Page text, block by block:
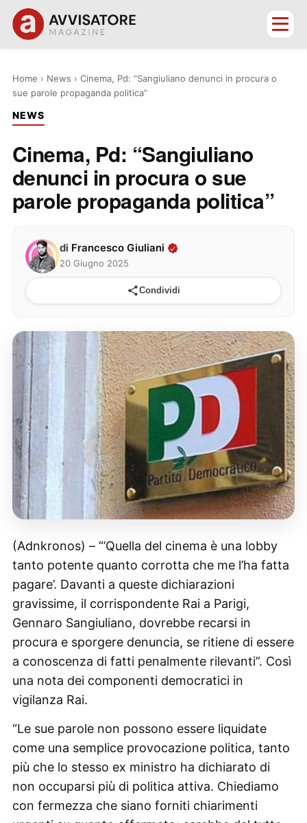
Home › News › Cinema, Pd: “Sangiuliano denunci in procura o
sue parole propaganda politica”
NEWS
Cinema, Pd: “Sangiuliano
denunci in procura o sue
parole propaganda politica”
di Francesco Giuliani
20 Giugno 2025
Condividi
(Adnkronos) – “’Quella del cinema è una lobby
tanto potente quanto corrotta che me l’ha fatta
pagare’. Davanti a queste dichiarazioni
gravissime, il corrispondente Rai a Parigi,
Gennaro Sangiuliano, dovrebbe recarsi in
procura e sporgere denuncia, se ritiene di essere
a conoscenza di fatti penalmente rilevanti”. Così
una nota dei componenti democratici in
vigilanza Rai.
“Le sue parole non possono essere liquidate
come una semplice provocazione politica, tanto
più che lo stesso ex ministro ha dichiarato di
non occuparsi più di politica attiva. Chiediamo
con fermezza che siano forniti chiarimenti